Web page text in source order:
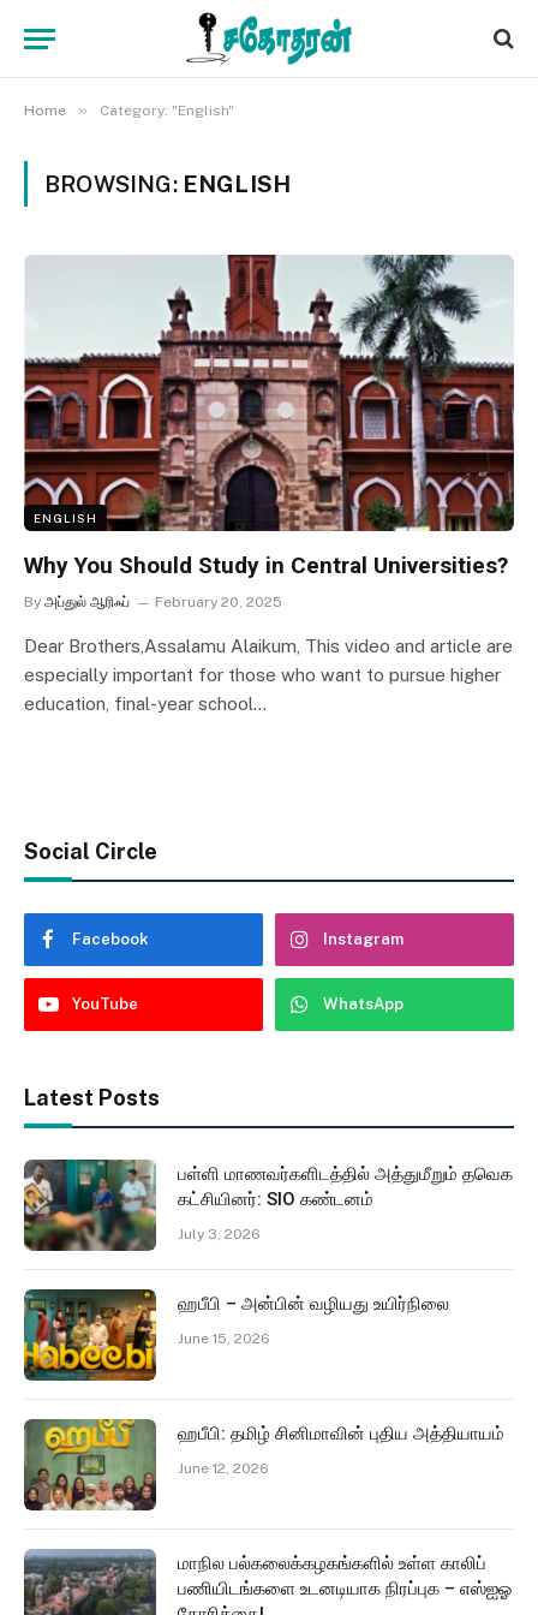
Home » Category: "English"
BROWSING: ENGLISH
ENGLISH
Why You Should Study in Central Universities?
By அப்துல் ஆரிஃப் February 20, 2025
Dear Brothers,Assalamu Alaikum, This video and article are
especially important for those who want to pursue higher
education, final-year school…
Social Circle
Facebook Instagram
YouTube WhatsApp
Latest Posts
பள்ளி மாணவர்களிடத்தில் அத்துமீறும் தவெக
கட்சியினர்: SIO கண்டனம்
July 3, 2026
ஹபீபி – அன்பின் வழியது உயிர்நிலை
June 15, 2026
ஹபீபி: தமிழ் சினிமாவின் புதிய அத்தியாயம்
June 12, 2026
மாநில பல்கலைக்கழகங்களில் உள்ள காலிப்
பணியிடங்களை உடனடியாக நிரப்புக – எஸ்ஐஓ